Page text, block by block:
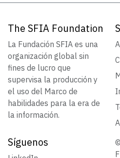
The SFIA Foundation
La Fundación SFIA es una
organización global sin
fines de lucro que
supervisa la producción y
el uso del Marco de
habilidades para la era de
la información.
Síguenos